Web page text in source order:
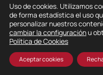
Uso de cookies. Utilizamos
de forma estadística el uso
personalizar nuestros
cambiar la configuraciónu
Política de Cookies
Aceptar cookies